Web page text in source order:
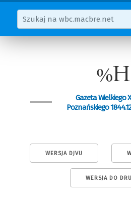
%H
Gazeta Wielkiego
Poznańskiego
WERSJA DJVU
WERSJA DO